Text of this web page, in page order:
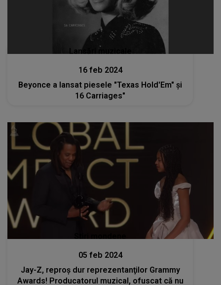
Lansări muzicale
16 feb 2024
Beyonce a lansat piesele "Texas Hold'Em" și
16 Carriages"
05 feb 2024
Jay-Z, reproş dur reprezentanţilor Grammy
Awards! Producatorul muzical, ofuscat că nu